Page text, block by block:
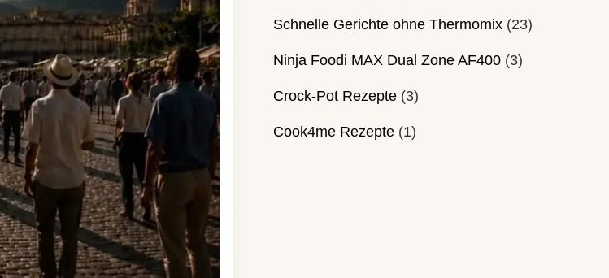
Schnelle Gerichte ohne Thermomix(23)
Ninja Foodi MAX Dual Zone AF400(3)
Crock-Pot Rezepte(3)
Cook4me Rezepte(1)